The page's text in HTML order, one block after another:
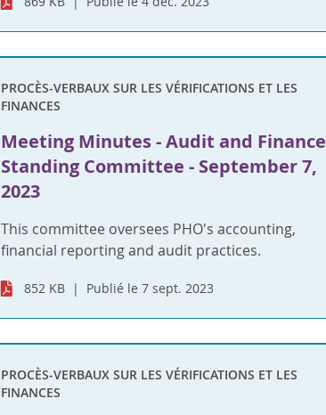
PROCÈS-VERBAUX SUR LES VÉRIFICATIONS ET LES
FINANCES
Meeting Minutes - Audit and Finance
Standing Committee - September 7,
2023
This committee oversees PHO's accounting,
financial reporting and audit practices.
852 KB Publié le 7 sept. 2023
PROCÈS-VERBAUX SUR LES VÉRIFICATIONS ET LES
FINANCES